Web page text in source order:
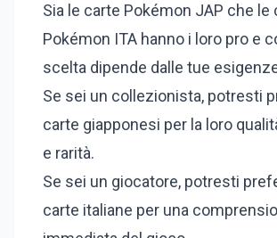
Sia le carte Pokémon JAP che le
Pokémon ITA hanno i loro pro e
scelta dipende dalle tue
Se sei un collezionista, potresti
carte giapponesi per la loro
e rarità.
Se sei un giocatore, potresti
carte italiane per una